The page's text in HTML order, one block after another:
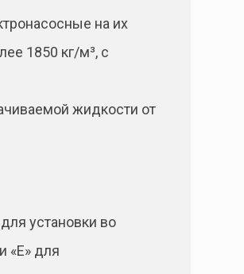
на их
1850 кг/м³, с
жидкости от
установки во
«Е» для